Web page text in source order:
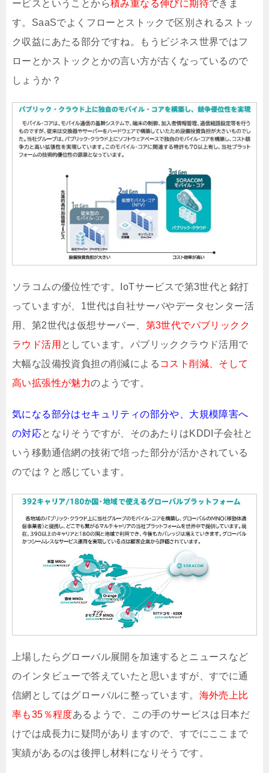
ービスということから積み重なる伸びに期待できま
す。SaaSでよくフローとストックで区別されるストッ
ク収益にあたる部分ですね。もうビジネス世界ではフ
ローとかストックとかの言い方が古くなっているので
しょうか？
ソラコムの優位性です。IoTサービスで第3世代と銘打
っていますが、1世代は自社サーバやデータセンター活
用、第2世代は仮想サーバー、 第3世代でパブリックク
ラウド活用 としています。パブリッククラウド活用で
大幅な設備投資負担の削減による コスト削減、そして
高い拡張性が魅力のようです。
気になる部分はセキュリティの部分や、大規模障害へ
の対応となりそうですが、そのあたりはKDDI子会社と
いう移動通信網の技術で培った部分が活かされている
のでは？と感じています。
上場したらグローバル展開を加速するとニュースなど
のインタビューで答えていたと思いますが、すでに通
信網としてはグローバルに整っています。 海外売上比
率も35％程度あるようで、この手のサービスは日本だ
けでは成長力に疑問がありますので、すでにここまで
実績があるのは後押し材料になりそうです。